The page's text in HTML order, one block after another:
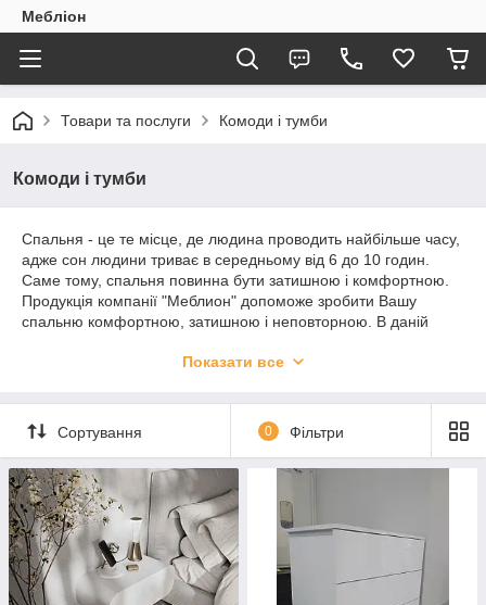
Мебліон
Товари та послуги Комоди і тумби
Комоди і тумби
Спальня - це те місце, де людина проводить найбільше часу,
адже сон людини триває в середньому від 6 до 10 годин.
Саме тому, спальня повинна бути затишною і комфортною.
Продукція компанії "Меблион" допоможе зробити Вашу
спальню комфортною, затишною і неповторною. В даній
тільки прикрасять вашу спальню але і зроблю її максимально
Показати все
Сортування 0 Фільтри